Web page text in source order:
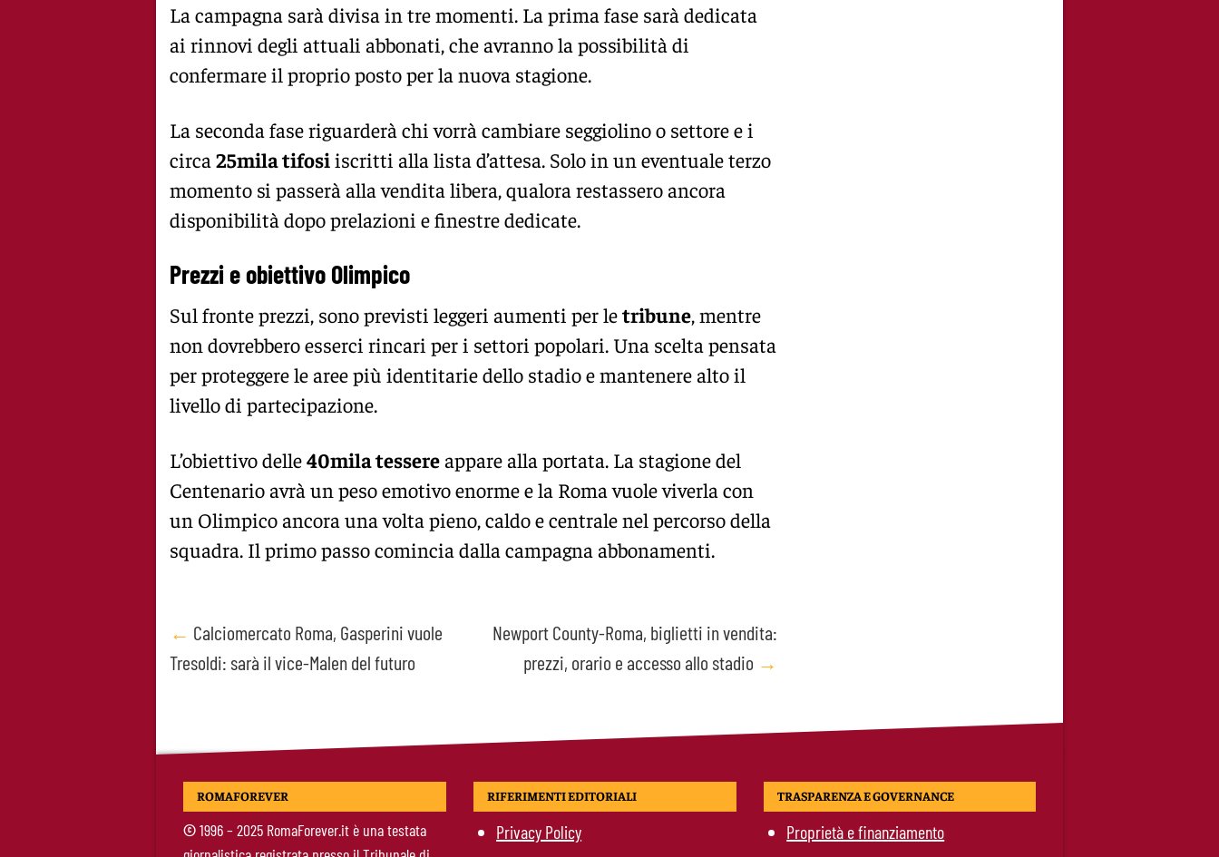
La campagna sarà divisa in tre momenti. La prima fase sarà dedicata
ai rinnovi degli attuali abbonati, che avranno la possibilità di
confermare il proprio posto per la nuova stagione.
La seconda fase riguarderà chi vorrà cambiare seggiolino o settore e i
circa 25mila tifosiiscritti alla lista d’attesa. Solo in un eventuale terzo
momento si passerà alla vendita libera, qualora restassero ancora
disponibilità dopo prelazioni e finestre dedicate.
Prezzi e obiettivo Olimpico
Sul fronte prezzi, sono previsti leggeri aumenti per letribune, mentre
non dovrebbero esserci rincari per i settori popolari. Una scelta pensata
per proteggere le aree più identitarie dello stadio e mantenere alto il
livello di partecipazione.
L’obiettivo delle40mila tessereappare alla portata. La stagione del
Centenario avrà un peso emotivo enorme e la Roma vuole viverla con
un Olimpico ancora una volta pieno, caldo e centrale nel percorso della
squadra. Il primo passo comincia dalla campagna abbonamenti.
Post
navigation
← Calciomercato Roma, Gasperini vuole
Tresoldi: sarà il vice-Malen del futuro
Newport County-Roma, biglietti in vendita:
prezzi, orario e accesso allo stadio →
ROMAFOREVER
©1996 – 2025 RomaForever.it è una testata
RIFERIMENTI EDITORIALI
Privacy Policy
TRASPARENZA E GOVERNANCE
Proprietà e finanziamento